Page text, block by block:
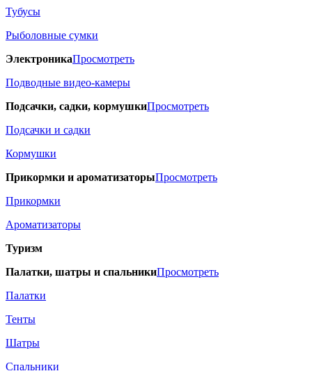
Тубусы
Рыболовные сумки
ЭлектроникаПросмотреть
Подводные видео-камеры
Подсачки, садки, кормушкиПросмотреть
Подсачки и садки
Кормушки
Прикормки и ароматизаторыПросмотреть
Прикормки
Ароматизаторы
Туризм
Палатки, шатры и спальникиПросмотреть
Палатки
Тенты
Шатры
Спальники